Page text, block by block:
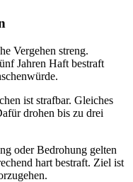
Vergehen streng.
Jahren Haft bestraft
ist strafbar. Gleiches
drohen bis zu drei
oder Bedrohung gelten
hart bestraft. Ziel ist